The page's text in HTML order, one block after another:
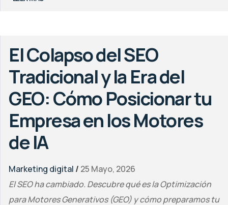
El Colapso del SEO
Tradicional y la Era del
GEO: Cómo Posicionar tu
Empresa en los Motores
de IA
Marketing digital / 25 Mayo, 2026
El SEO ha cambiado. Descubre qué es la Optimización
para Motores Generativos (GEO) y cómo preparamos tu